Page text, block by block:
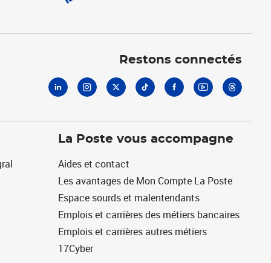
Restons connectés
La Poste vous accompagne
Aides et contact
Les avantages de Mon Compte La Poste
Espace sourds et malentendants
Emplois et carrières des métiers bancaires
Emplois et carrières autres métiers
17Cyber